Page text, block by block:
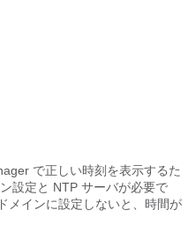
で正しい時刻を表示するた
設定と NTP サーバが必要で
メインに設定しないと、時間が